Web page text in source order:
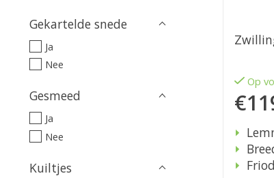
Gekartelde snede
Ja
Nee
Gesmeed
Ja
Nee
Kuiltjes
Op